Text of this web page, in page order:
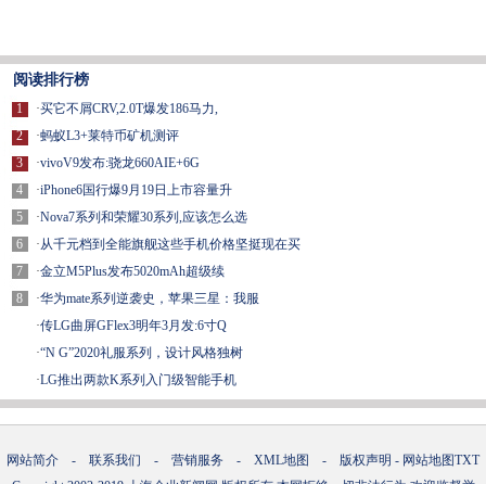
阅读排行榜
1
2
3
4
5
6
7
8
·买它不屑CRV,2.0T爆发186马力,
·蚂蚁L3+莱特币矿机测评
·vivoV9发布:骁龙660AIE+6G
·iPhone6国行爆9月19日上市容量升
·Nova7系列和荣耀30系列,应该怎么选
·从千元档到全能旗舰这些手机价格坚挺现在买
·金立M5Plus发布5020mAh超级续
·华为mate系列逆袭史，苹果三星：我服
·传LG曲屏GFlex3明年3月发:6寸Q
·“N G”2020礼服系列，设计风格独树
·LG推出两款K系列入门级智能手机
网站简介 - 联系我们 - 营销服务 - XML地图 - 版权声明 - 网站地图TXT